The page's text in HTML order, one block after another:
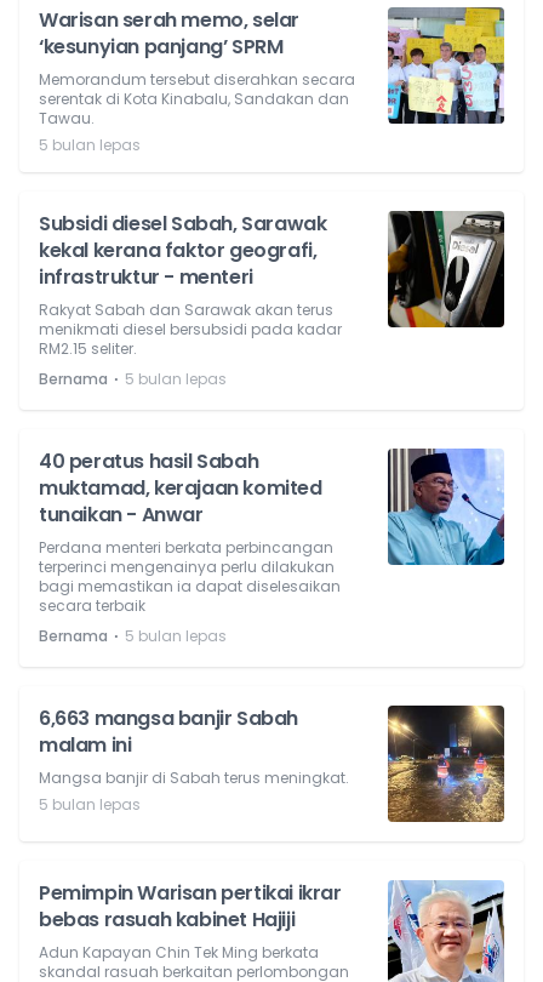
Warisan serah memo, selar
‘kesunyian panjang’ SPRM
Memorandum tersebut diserahkan secara
serentak di Kota Kinabalu, Sandakan dan
Tawau.
5 bulan lepas
Subsidi diesel Sabah, Sarawak
kekal kerana faktor geografi,
infrastruktur - menteri
Rakyat Sabah dan Sarawak akan terus
menikmati diesel bersubsidi pada kadar
RM2.15 seliter.
Bernama ⋅ 5 bulan lepas
40 peratus hasil Sabah
muktamad, kerajaan komited
tunaikan - Anwar
Perdana menteri berkata perbincangan
terperinci mengenainya perlu dilakukan
bagi memastikan ia dapat diselesaikan
secara terbaik
Bernama ⋅ 5 bulan lepas
6,663 mangsa banjir Sabah
malam ini
Mangsa banjir di Sabah terus meningkat.
5 bulan lepas
Pemimpin Warisan pertikai ikrar
bebas rasuah kabinet Hajiji
Adun Kapayan Chin Tek Ming berkata
skandal rasuah berkaitan perlombongan